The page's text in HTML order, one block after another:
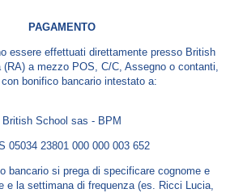
PAGAMENTO
essere effettuati direttamente presso British
(RA) a mezzo POS, C/C, Assegno o contanti,
bonifico bancario intestato a:
British School sas - BPM
05034 23801 000 000 003 652
bancario si prega di specificare cognome e
e la settimana di frequenza (es. Ricci Lucia,